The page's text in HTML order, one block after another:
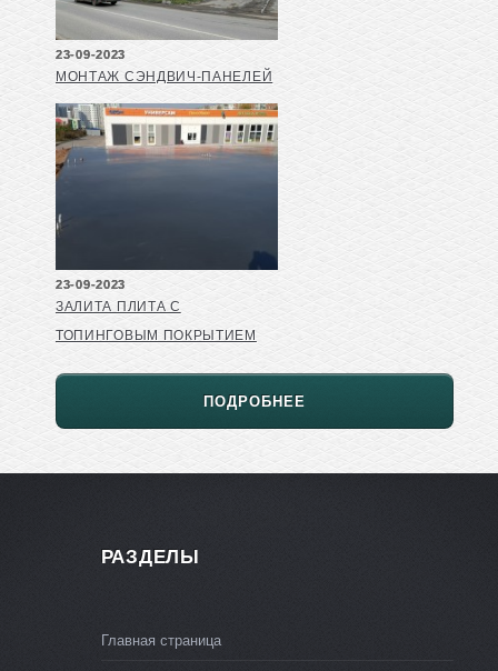
23-09-2023
МОНТАЖ СЭНДВИЧ-ПАНЕЛЕЙ
23-09-2023
ЗАЛИТА ПЛИТА С
ТОПИНГОВЫМ ПОКРЫТИЕМ
ПОДРОБНЕЕ
РАЗДЕЛЫ
Главная страница